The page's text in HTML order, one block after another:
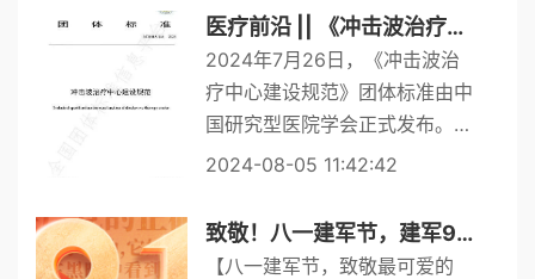
准》）。该标准包括7个部分，
共19个条款。《重点中...
医疗前沿 || 《冲击波治疗中心建设规范》团体标准正式发布
2024年7月26日，《冲击波治
疗中心建设规范》团体标准由中
国研究型医院学会正式发布。这
项团体标准由中国人民解放军总
牵头，联合国内25家单位的专
家共同撰写，历经3年的时间...
2024-08-05 11:42:42
致敬！八一建军节，建军97周年！
【八一建军节，致敬最可爱的